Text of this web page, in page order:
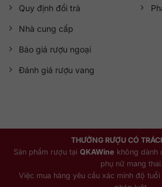
Quy định đổi trả
Nhà cung cấp
Báo giá rượu ngoại
Đánh giá rượu vang
THƯỞNG RƯỢU CÓ
Sản phẩm rượu tại QKAWine không dành
phụ nữ mang thai.
Việc mua hàng yêu cầu xác minh độ